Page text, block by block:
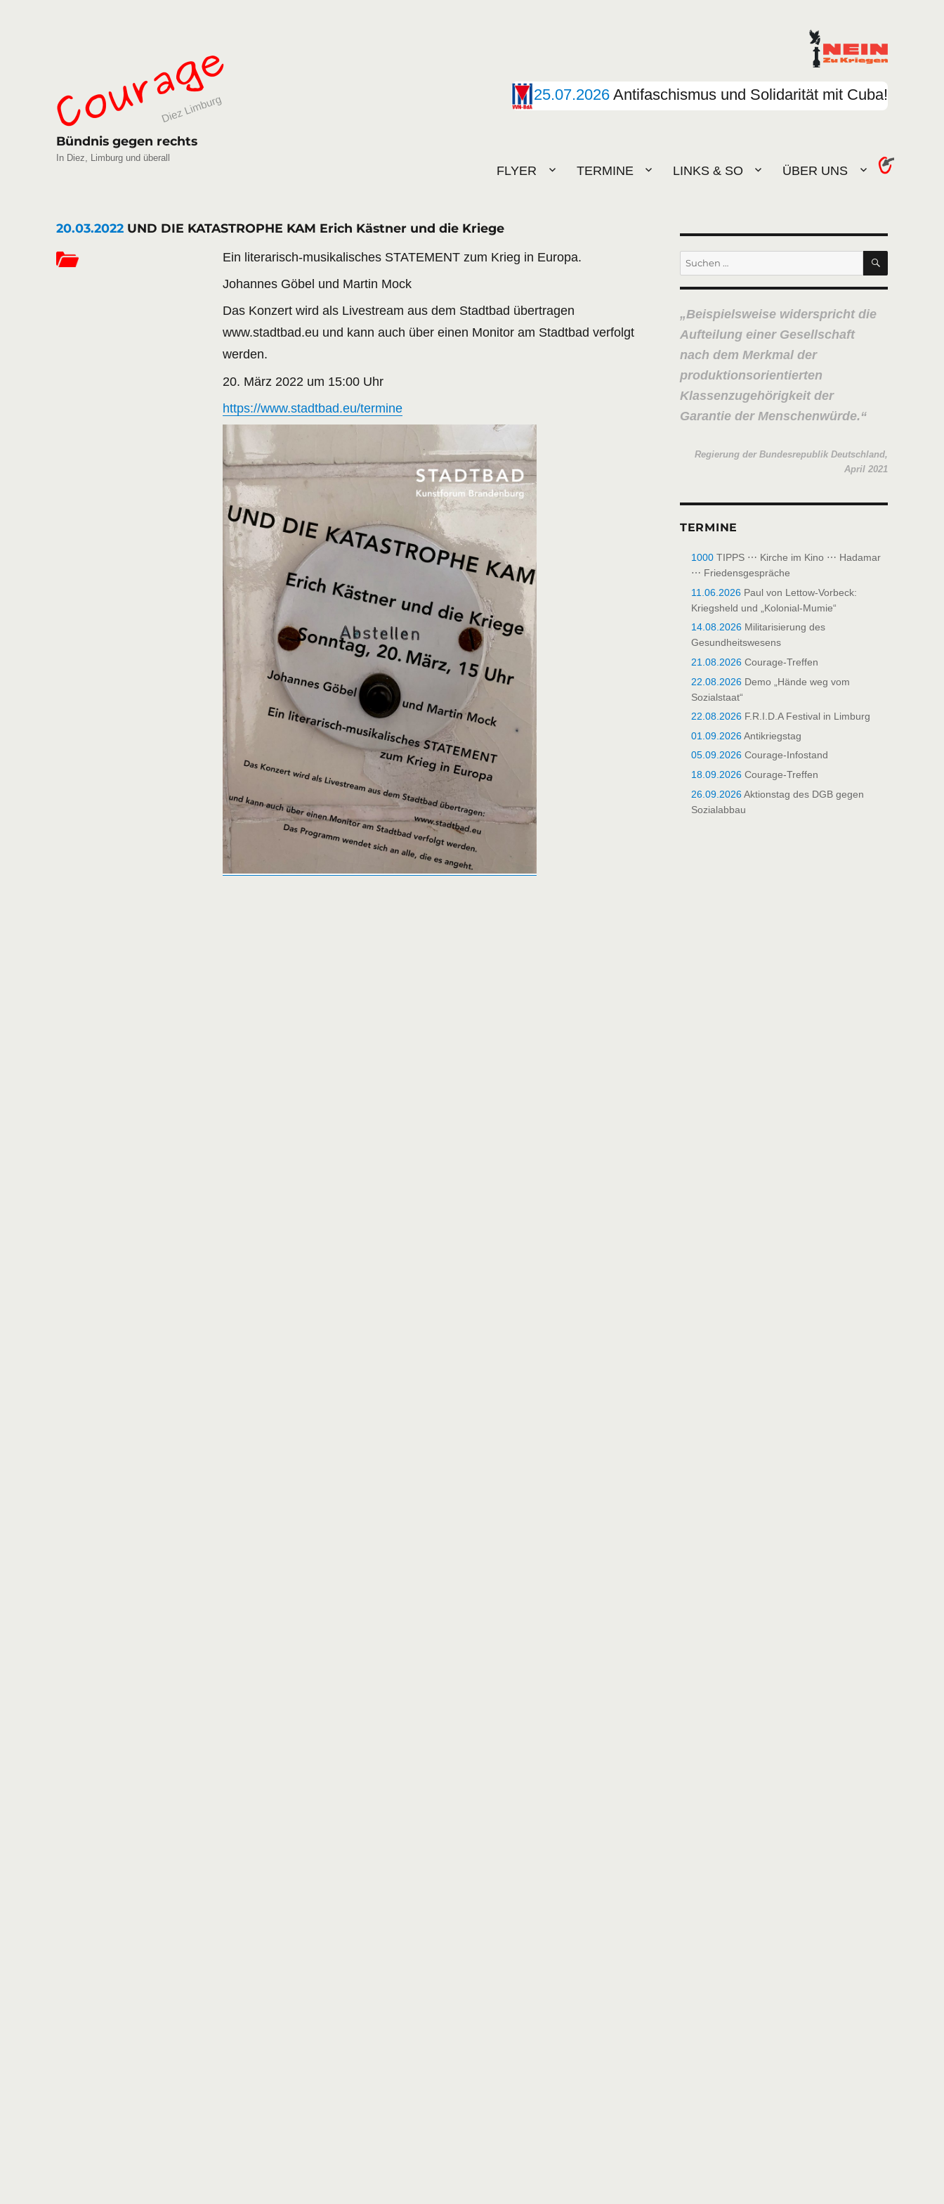
Bündnis gegen rechts
In Diez, Limburg und überall
25.07.2026Antifaschismus und Solidarität mit Cuba!
FLYER TERMINE LINKS & SO ÜBER UNS
20.03.2022 UND DIE KATASTROPHE KAM Erich Kästner und die Kriege
Ein literarisch-musikalisches STATEMENT zum Krieg in Europa.
Johannes Göbel und Martin Mock
Das Konzert wird als Livestream aus dem Stadtbad übertragen
www.stadtbad.eu und kann auch über einen Monitor am Stadtbad verfolgt
werden.
20. März 2022 um 15:00 Uhr
https://www.stadtbad.eu/termine
Suchen
nach:
SUCHEN
Beispielsweise widerspricht die
Aufteilung einer Gesellschaft
nach dem Merkmal der
produktionsorientierten
Klassenzugehörigkeit der
Garantie der Menschenwürde.
Regierung der Bundesrepublik Deutschland,
April 2021
TERMINE
1000TIPPS ⋯ Kirche im Kino ⋯ Hadamar
⋯ Friedensgespräche
11.06.2026Paul von Lettow-Vorbeck:
Kriegsheld und „Kolonial-Mumie“
14.08.2026Militarisierung des
Gesundheitswesens
21.08.2026Courage-Treffen
22.08.2026Demo „Hände weg vom
Sozialstaat“
22.08.2026F.R.I.D.A Festival in Limburg
01.09.2026Antikriegstag
05.09.2026Courage-Infostand
18.09.2026Courage-Treffen
26.09.2026Aktionstag des DGB gegen
Sozialabbau